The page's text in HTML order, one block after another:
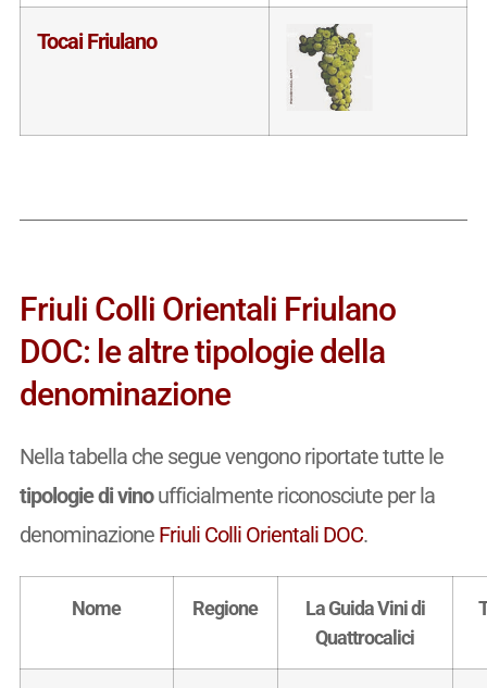
Tocai Friulano
Friuli Colli Orientali Friulano
DOC: le altre tipologie della
denominazione
Nella tabella che segue vengono riportate tutte le
tipologie di vinoufficialmente riconosciute per la
denominazione Friuli Colli Orientali DOC.
Nome Regione
La Guida Vini di
Quattrocalici